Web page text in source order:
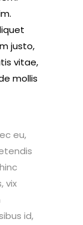
justo,
vitae,
mollis
eu,
vix
id,